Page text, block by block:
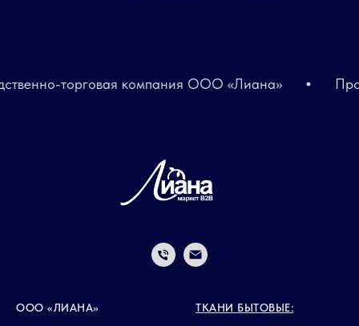
торговая компания ООО «Лиана»
ООО «ЛИАНА»
ТКАНИ БЫТОВЫЕ: